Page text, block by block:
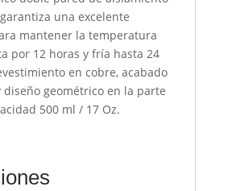
una excelente
mantener la temperatura
por 12 horas y fría hasta 24
en cobre, acabado
diseño geométrico en la parte
500 ml / 17 Oz.